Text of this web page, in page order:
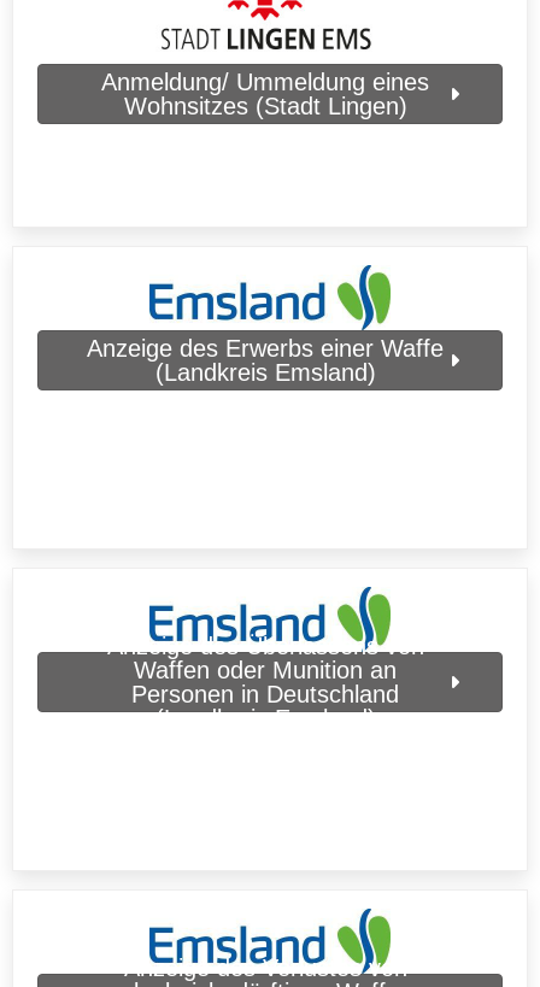
Anmeldung/ Ummeldung eines
Wohnsitzes (Stadt Lingen)
Anzeige des Erwerbs einer Waffe
(Landkreis Emsland)
Anzeige des Überlassens von
Waffen oder Munition an
Personen in Deutschland
(Landkreis Emsland)
Anzeige des Verlustes von